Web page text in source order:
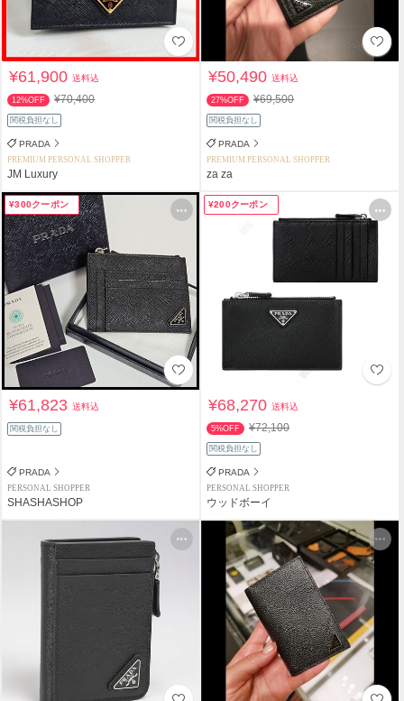
¥61,900送料込
12%OFF ¥70,400
関税負担なし
PRADA
PREMIUM PERSONAL SHOPPER
JM Luxury
¥50,490送料込
27%OFF ¥69,500
関税負担なし
PRADA
PREMIUM PERSONAL SHOPPER
za za
¥300クーポン
¥61,823送料込
関税負担なし
PRADA
PERSONAL SHOPPER
SHASHASHOP
¥200クーポン
¥68,270送料込
5%OFF ¥72,100
関税負担なし
PRADA
PERSONAL SHOPPER
ウッドボーイ